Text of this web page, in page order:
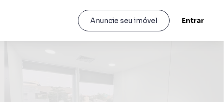
Anuncie seu imóvel Entrar